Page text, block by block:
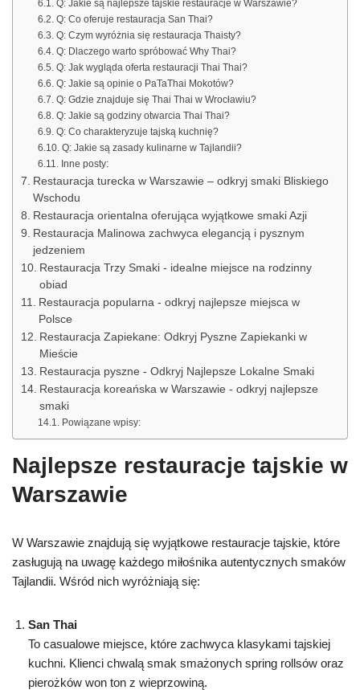
Q: Jakie są najlepsze tajskie restauracje w Warszawie?
Q: Co oferuje restauracja San Thai?
Q: Czym wyróżnia się restauracja Thaisty?
Q: Dlaczego warto spróbować Why Thai?
Q: Jak wygląda oferta restauracji Thai Thai?
Q: Jakie są opinie o PaTaThai Mokotów?
Q: Gdzie znajduje się Thai Thai w Wrocławiu?
Q: Jakie są godziny otwarcia Thai Thai?
Q: Co charakteryzuje tajską kuchnię?
Q: Jakie są zasady kulinarne w Tajlandii?
Inne posty:
Restauracja turecka w Warszawie – odkryj smaki Bliskiego
Wschodu
Restauracja orientalna oferująca wyjątkowe smaki Azji
Restauracja Malinowa zachwyca elegancją i pysznym
jedzeniem
Restauracja Trzy Smaki - idealne miejsce na rodzinny
obiad
Restauracja popularna - odkryj najlepsze miejsca w
Polsce
Restauracja Zapiekane: Odkryj Pyszne Zapiekanki w
Mieście
Restauracja pyszne - Odkryj Najlepsze Lokalne Smaki
Restauracja koreańska w Warszawie - odkryj najlepsze
smaki
Powiązane wpisy:
Najlepsze restauracje tajskie w
Warszawie
W Warszawie znajdują się wyjątkowe restauracje tajskie, które
zasługują na uwagę każdego miłośnika autentycznych smaków
Tajlandii. Wśród nich wyróżniają się:
San Thai
To casualowe miejsce, które zachwyca klasykami tajskiej
kuchni. Klienci chwalą smak smażonych spring rollsów oraz
pierożków won ton z wieprzowiną.